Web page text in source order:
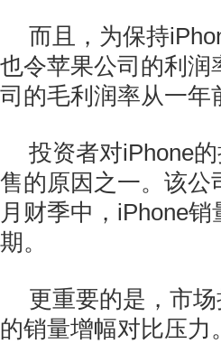
而且，为保持
也令苹果公司的利润
司的毛利润率从一年
投资者对iPhone
售的原因之一。该公
月财季中，iPhone
期。
更重要的是，市
的销量增幅对比压力